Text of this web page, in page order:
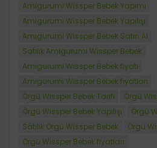
Amigurumi Wissper Bebek Yapımı
Amigurumi Wissper Bebek Yapılışı
Amigurumi Wissper Bebek Satın Al
Satılık Amigurumi Wissper Bebek
Amigurumi Wissper Bebek fiyatı
Amigurumi Wissper Bebek fiyatları
Örgü Wissper Bebek Tarifi
Örgü
Örgü Wissper Bebek Yapılışı
Örgü
Satılık Örgü Wissper Bebek
Örgü
Örgü Wissper Bebek fiyatları